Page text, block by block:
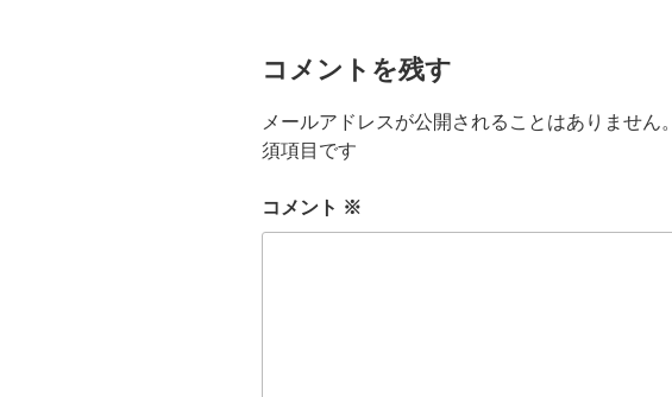
コメントを残す
メールアドレスが公開されることはありません。
須項目です
コメント ※